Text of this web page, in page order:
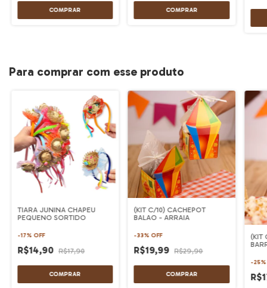
Para comprar com esse produto
TIARA JUNINA CHAPEU
PEQUENO SORTIDO
-17%OFF
R$14,90 R$17,90
(KIT C/10) CACHEPOT
BALAO - ARRAIA
-33%OFF
R$19,99 R$29,90
(KIT
-25